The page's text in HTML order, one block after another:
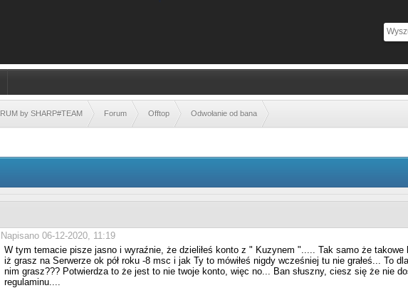
by SHARP#TEAM Forum Offtop Odwołanie od bana
Napisano 06-12-2020, 11:19
W tym temacie pisze jasno i wyraźnie, że dzieliłeś konto z " Kuzynem "..... Tak samo że takowe
iż grasz na Serwerze ok pół roku -8 msc i jak Ty to mówiłeś nigdy wcześniej tu nie grałeś... To
nim grasz??? Potwierdza to że jest to nie twoje konto, więc no... Ban słuszny, ciesz się że nie
regulaminu....